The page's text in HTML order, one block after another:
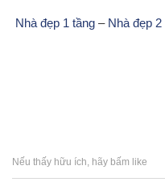
Nhà đẹp 1 tầng– Nhà đẹp 2
Nếu thấy hữu ích, hãy bấm like